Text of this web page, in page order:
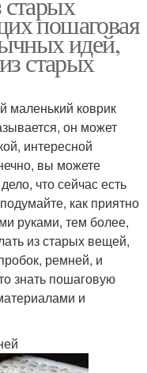
пошаговая
идей,
старых
маленький коврик
он может
интересной
вы можете
что сейчас есть
как приятно
руками, тем более,
из старых вещей,
ремней, и
знать пошаговую
и